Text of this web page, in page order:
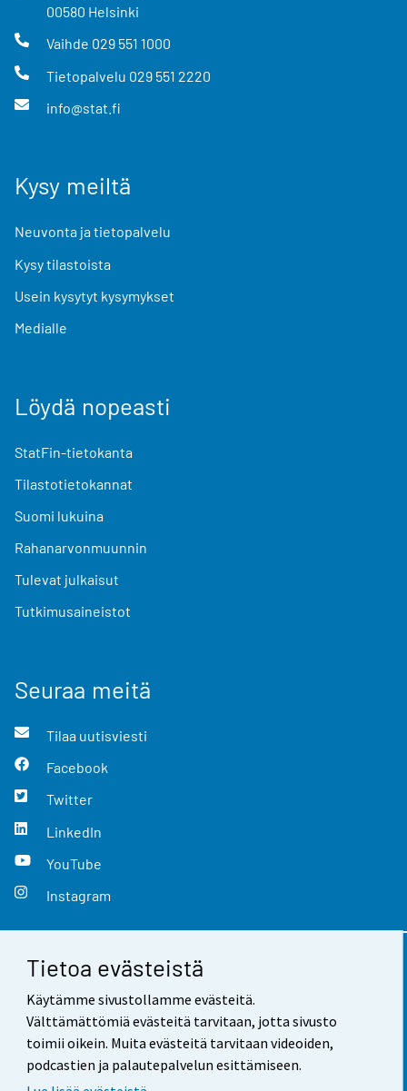
Tietoa evästeistä
Käytämme sivustollamme evästeitä.
Välttämättömiä evästeitä tarvitaan, jotta sivusto
toimii oikein. Muita evästeitä tarvitaan videoiden,
podcastien ja palautepalvelun esittämiseen.
00580 Helsinki
Vaihde 029 551 1000
Tietopalvelu 029 551 2220
info@stat.fi
Kysy meiltä
Neuvonta ja tietopalvelu
Kysy tilastoista
Usein kysytyt kysymykset
Medialle
Löydä nopeasti
StatFin-tietokanta
Tilastotietokannat
Suomi lukuina
Rahanarvonmuunnin
Tulevat julkaisut
Tutkimusaineistot
Seuraa meitä
Tilaa uutisviesti
Facebook
Twitter
LinkedIn
YouTube
Instagram
Yhteystiedot
Palaute
Käyttöehdot